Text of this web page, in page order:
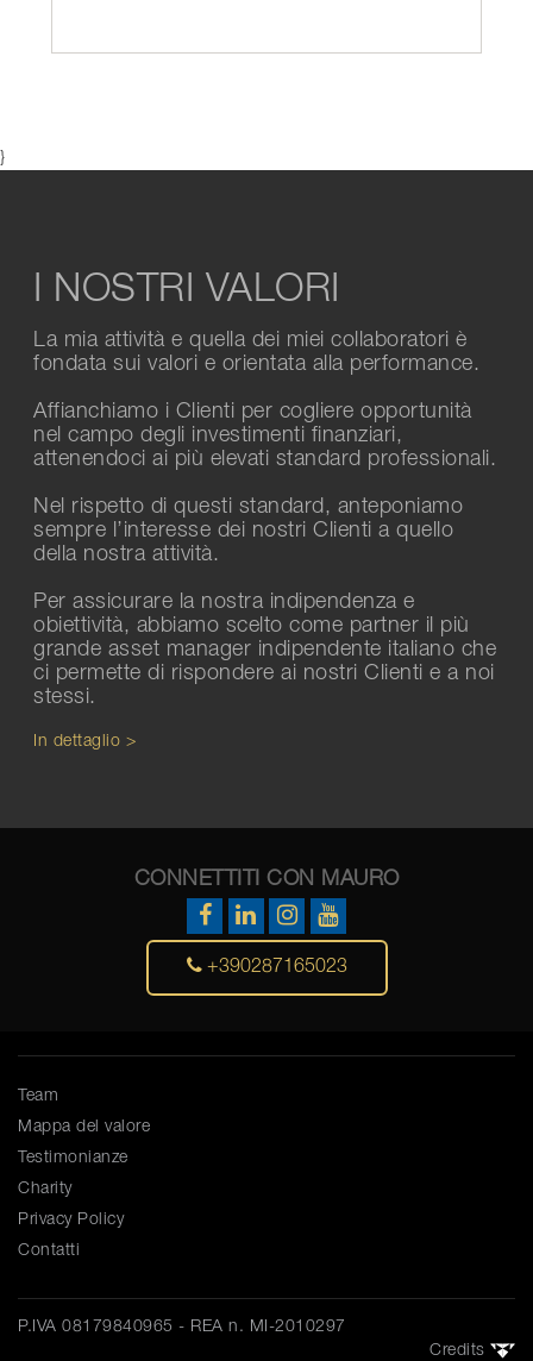
}
I NOSTRI VALORI
La mia attività e quella dei miei collaboratori è
fondata sui valori e orientata alla performance.
Affianchiamo i Clienti per cogliere opportunità
nel campo degli investimenti finanziari,
attenendoci ai più elevati standard professionali.
Nel rispetto di questi standard, anteponiamo
sempre l’interesse dei nostri Clienti a quello
della nostra attività.
Per assicurare la nostra indipendenza e
obiettività, abbiamo scelto come partner il più
grande asset manager indipendente italiano che
ci permette di rispondere ai nostri Clienti e a noi
stessi.
In dettaglio >
CONNETTITI CON MAURO
+390287165023
Team
Mappa del valore
Testimonianze
Charity
Privacy Policy
Contatti
P.IVA 08179840965 - REA n. MI-2010297
Credits